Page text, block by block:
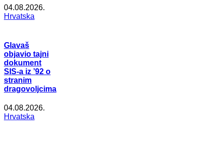
04.08.2026.
Hrvatska
Glavaš
objavio tajni
dokument
SIS-a iz ’92 o
stranim
dragovoljcima
04.08.2026.
Hrvatska